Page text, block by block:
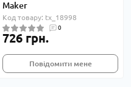
Maker
Код товару: tx_18998
0
726 грн.
Повідомити мене